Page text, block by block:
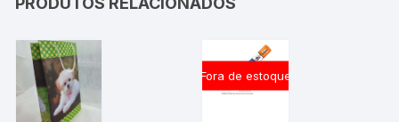
Fora de estoque